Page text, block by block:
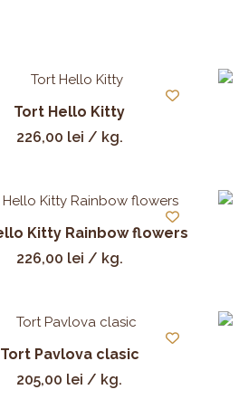
Tort Hello Kitty
226,00 lei / kg.
Kitty Rainbow flowers
226,00 lei / kg.
Tort Pavlova clasic
205,00 lei / kg.